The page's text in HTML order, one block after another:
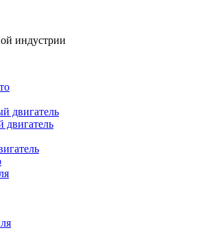
индустрии
двигатель
двигатель